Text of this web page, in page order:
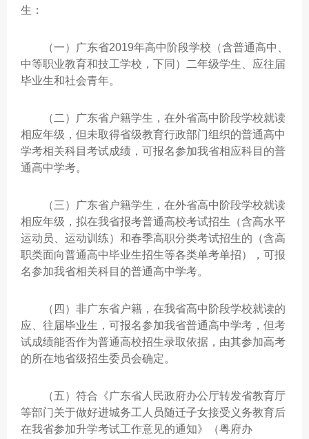
生：
（一）广东省2019年高中阶段学校（含普通高中、
中等职业教育和技工学校，下同）二年级学生、应往届
毕业生和社会青年。
（二）广东省户籍学生，在外省高中阶段学校就读
相应年级，但未取得省级教育行政部门组织的普通高中
学考相关科目考试成绩，可报名参加我省相应科目的普
通高中学考。
（三）广东省户籍学生，在外省高中阶段学校就读
相应年级，拟在我省报考普通高校考试招生（含高水平
运动员、运动训练）和春季高职分类考试招生的（含高
职类面向普通高中毕业生招生等各类单考单招），可报
名参加我省相关科目的普通高中学考。
（四）非广东省户籍，在我省高中阶段学校就读的
应、往届毕业生，可报名参加我省普通高中学考，但考
试成绩能否作为普通高校招生录取依据，由其参加高考
的所在地省级招生委员会确定。
（五）符合《广东省人民政府办公厅转发省教育厅
等部门关于做好进城务工人员随迁子女接受义务教育后
在我省参加升学考试工作意见的通知》（粤府办